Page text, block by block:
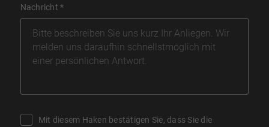
Nachricht*
Mit diesem Haken bestätigen Sie, dass Sie die